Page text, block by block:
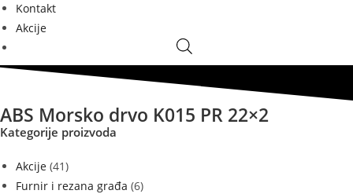
Kontakt
Akcije
ABS Morsko drvo K015 PR 22×2
Kategorije proizvoda
Akcije (41)
Furnir i rezana građa (6)